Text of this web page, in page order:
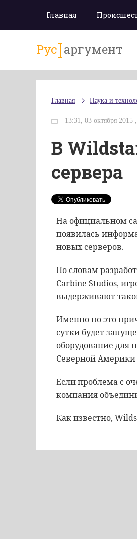
Главная
Рус аргумент
Главная Наука и
13:31, 03 октября
В
сервера
На официальном
появилась
новых серверов.
По словам
Carbine Studios,
выдерживают
Именно по это
сутки будет
оборудование для
Северной
Если проблема с
компания
Как известно,